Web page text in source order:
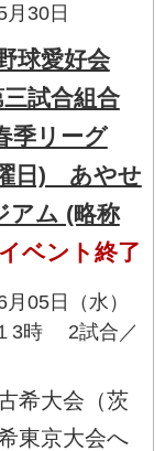
月30日
球愛好会
三試合組合
季リーグ
日) あやせ
アム (略称
イベント終了
05日（水）
3時 2試合／
希大会（茨
東京大会へ